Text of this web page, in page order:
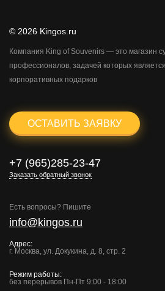
© 2026 Kingos.ru
Компания King of Souvenirs — это магазин
профессионалов, задачей которых
корпоративных подарков
ОСТАВИТЬ ЗАЯВКУ
+7 (965)285-23-47
Заказать обратный звонок
Есть вопросы? Пишите
info@kingos.ru
Адрес:
г. Москва, ул. Докукина, д. 8, стр. 2
Режим работы:
без перерывов Пн-Пт 9:00 - 18:00